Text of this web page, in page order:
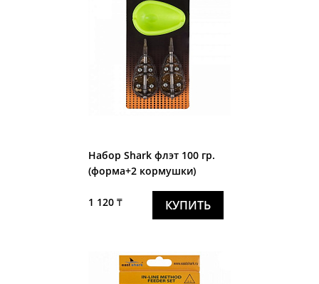
Набор Shark флэт 100 гр.
(форма+2 кормушки)
1 120 ₸ КУПИТЬ